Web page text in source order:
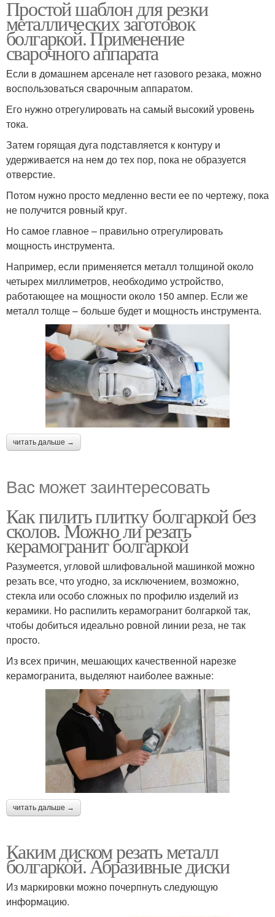
Простой шаблон для резки
металлических заготовок
болгаркой. Применение
сварочного аппарата
Если в домашнем арсенале нет газового резака, можно
воспользоваться сварочным аппаратом.
Его нужно отрегулировать на самый высокий уровень
тока.
Затем горящая дуга подставляется к контуру и
удерживается на нем до тех пор, пока не образуется
отверстие.
Потом нужно просто медленно вести ее по чертежу, пока
не получится ровный круг.
Но самое главное – правильно отрегулировать
мощность инструмента.
Например, если применяется металл толщиной около
четырех миллиметров, необходимо устройство,
работающее на мощности около 150 ампер. Если же
металл толще – больше будет и мощность инструмента.
читать дальше →
Вас может заинтересовать
Как пилить плитку болгаркой без
сколов. Можно ли резать
керамогранит болгаркой
Разумеется, угловой шлифовальной машинкой можно
резать все, что угодно, за исключением, возможно,
стекла или особо сложных по профилю изделий из
керамики. Но распилить керамогранит болгаркой так,
чтобы добиться идеально ровной линии реза, не так
просто.
Из всех причин, мешающих качественной нарезке
керамогранита, выделяют наиболее важные:
читать дальше →
Каким диском резать металл
болгаркой. Абразивные диски
Из маркировки можно почерпнуть следующую
информацию.